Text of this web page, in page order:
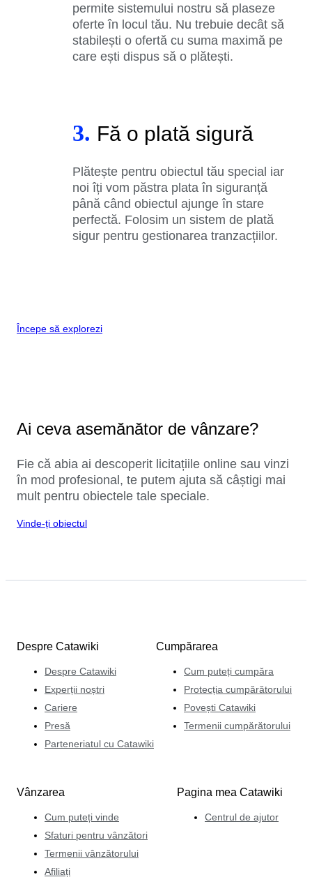
permite sistemului nostru să plaseze
oferte în locul tău. Nu trebuie decât să
stabilești o ofertă cu suma maximă pe
care ești dispus să o plătești.
3. Fă o plată sigură
Plătește pentru obiectul tău special iar
noi îți vom păstra plata în siguranță
până când obiectul ajunge în stare
perfectă. Folosim un sistem de plată
sigur pentru gestionarea tranzacțiilor.
Începe să explorezi
Ai ceva asemănător de vânzare?
Fie că abia ai descoperit licitațiile online sau vinzi
în mod profesional, te putem ajuta să câștigi mai
mult pentru obiectele tale speciale.
Vinde-ți obiectul
Despre Catawiki
Despre Catawiki
Experții noștri
Cariere
Presă
Parteneriatul cu Catawiki
Cumpărarea
Cum puteți cumpăra
Protecția cumpărătorului
Povești Catawiki
Termenii cumpărătorului
Vânzarea
Cum puteți vinde
Sfaturi pentru vânzători
Termenii vânzătorului
Afiliați
Pagina mea Catawiki
Centrul de ajutor